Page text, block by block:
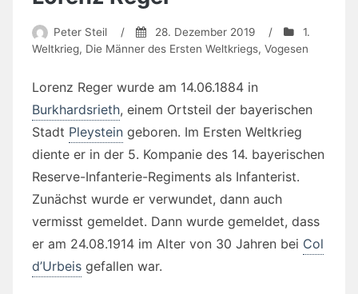
Peter Steil / 28. Dezember 2019 /
1.
Weltkrieg, Die Männer des Ersten Weltkriegs, Vogesen
Lorenz Reger wurde am 14.06.1884 in
Burkhardsrieth, einem Ortsteil der bayerischen
Stadt Pleystein geboren. Im Ersten Weltkrieg
diente er in der 5. Kompanie des 14. bayerischen
Reserve-Infanterie-Regiments als Infanterist.
Zunächst wurde er verwundet, dann auch
vermisst gemeldet. Dann wurde gemeldet, dass
er am 24.08.1914 im Alter von 30 Jahren bei Col
d’Urbeis gefallen war.